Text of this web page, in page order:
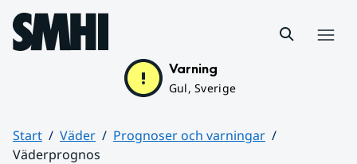
Hoppa till sidans innehåll
Varning
Gul, Sverige
Start Väder
Prognoser och varningar
Väderprognos